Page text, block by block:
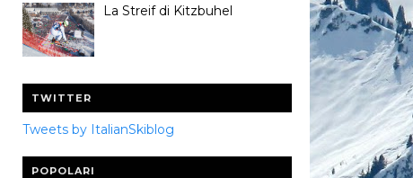
La Streif di Kitzbuhel
TWITTER
Tweets by ItalianSkiblog
POPOLARI